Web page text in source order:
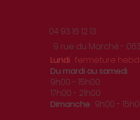
9 rue du Marché -
04 93 16 12 13
Lundi : fermeture
Du mardi au samedi :
9h00 - 15h00
17h00 - 21h00
Dimanche : 9h00 -